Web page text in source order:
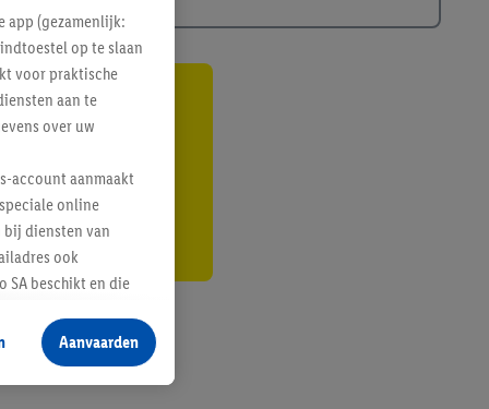
app (gezamenlijk:
op te slaan
voor praktische
aan te
over uw
account aanmaakt
online
diensten van
ook
SA beschikt en die
producten waarin
maar het
als er met behulp
Aanvaarden